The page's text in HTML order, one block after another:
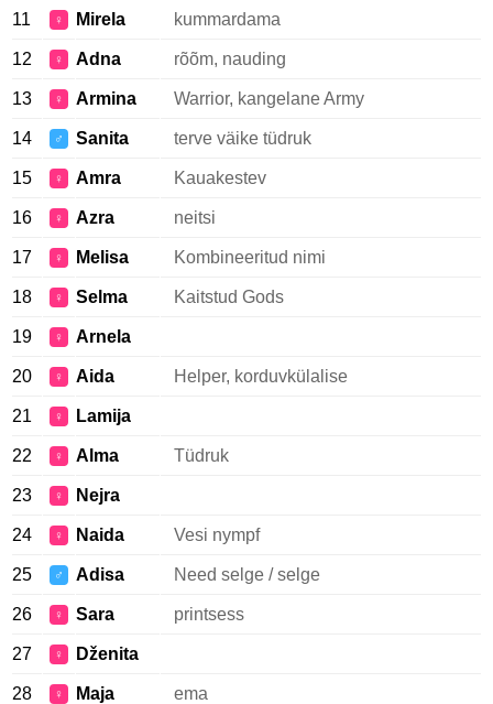
11 ♀ Mirela kummardama
12 ♀ Adna rõõm, nauding
13 ♀ Armina Warrior, kangelane Army
14 ♂ Sanita terve väike tüdruk
15 ♀ Amra Kauakestev
16 ♀ Azra neitsi
17 ♀ Melisa Kombineeritud nimi
18 ♀ Selma Kaitstud Gods
19 ♀ Arnela
20 ♀ Aida Helper, korduvkülalise
21 ♀ Lamija
22 ♀ Alma Tüdruk
23 ♀ Nejra
24 ♀ Naida Vesi nympf
25 ♂ Adisa Need selge / selge
26 ♀ Sara printsess
27 ♀ Dženita
28 ♀ Maja ema